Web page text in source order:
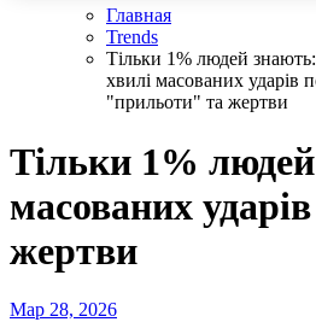
Главная
Trends
Тільки 1% людей
хвилі масованих ударів
"прильоти" та жертви
Тільки 1%
масованих
жертви
Мар 28, 2026